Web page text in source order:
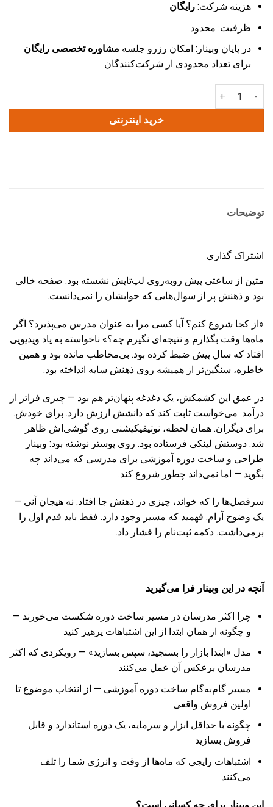
هزینه شرکت: رایگان
ظرفیت: محدود
در پایان وبینار: امکان رزرو جلسه مشاوره تخصصی رایگان
برای تعداد محدودی از شرکت‌کنندگان
وبینار طراحی و ساخت دوره آموزشی عدد
خرید اینترنتی
توضیحات
اشتراک گذاری
متین از ساعتی پیش روبه‌روی لپ‌تاپش نشسته بود. صفحه خالی
بود و ذهنش پر از سوال‌هایی که جوابشان را نمی‌دانست.
«از کجا شروع کنم؟ آیا کسی مرا به عنوان مدرس می‌پذیرد؟ اگر
ماه‌ها وقت بگذارم و نتیجه‌ای نگیرم چه؟» ناخواسته به یاد ویدیویی
افتاد که سال پیش ضبط کرده بود. بی‌مخاطب مانده بود و همین
خاطره، سنگین‌تر از همیشه روی ذهنش سایه انداخته بود.
در عمق این کشمکش، یک دغدغه پنهان‌تر هم بود — چیزی فراتر از
درآمد. می‌خواست ثابت کند که دانشش ارزش دارد. برای خودش.
برای دیگران. همان لحظه، نوتیفیکیشنی روی گوشی‌اش ظاهر
شد. دوستش لینکی فرستاده بود. روی پوستر نوشته بود: وبینار
طراحی و ساخت دوره آموزشی برای مدرسی که می‌داند چه
بگوید — اما نمی‌داند چطور شروع کند.
سرفصل‌ها را که خواند، چیزی در ذهنش جا افتاد. نه هیجان آنی —
یک وضوح آرام. فهمید که مسیر وجود دارد. فقط باید قدم اول را
برمی‌داشت. دکمه ثبت‌نام را فشار داد.
آنچه در این وبینار فرا می‌گیرید
چرا اکثر مدرسان در مسیر ساخت دوره شکست می‌خورند —
و چگونه از همان ابتدا از این اشتباهات پرهیز کنید
مدل «ابتدا بازار را بسنجید، سپس بسازید» — رویکردی که اکثر
مدرسان برعکس آن عمل می‌کنند
مسیر گام‌به‌گام ساخت دوره آموزشی — از انتخاب موضوع تا
اولین فروش واقعی
چگونه با حداقل ابزار و سرمایه، یک دوره استاندارد و قابل
فروش بسازید
اشتباهات رایجی که ماه‌ها از وقت و انرژی شما را تلف
می‌کنند